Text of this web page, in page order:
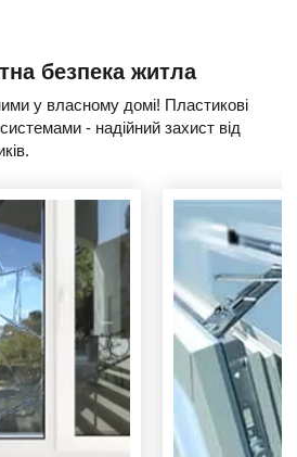
безпека житла
у власному домі! Пластикові
- надійний захист від